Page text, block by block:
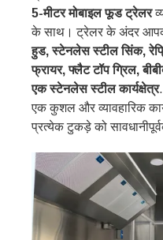
5-मीटर मोबाइल फूड ट्रेलर
के साथ। ट्रेलर के अंदर
हुड, स्टेनलेस स्टील सिंक,
फ्रायर, फ्लैट टॉप ग्रिल,
एक स्टेनलेस स्टील कार्यक्षेत्र
एक कुशल और व्यावहारिक
प्रत्येक टुकड़े को